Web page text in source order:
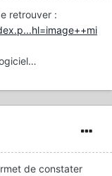
retrouver :
de constater